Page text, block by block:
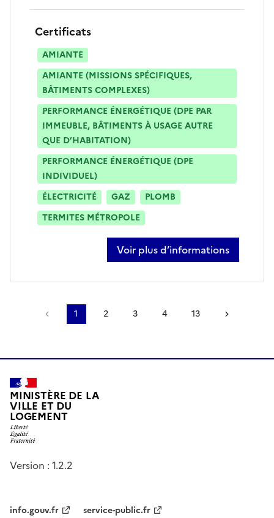
Certificats
AMIANTE
AMIANTE (MISSIONS SPÉCIFIQUES,
BÂTIMENTS COMPLEXES)
PERFORMANCE ÉNERGÉTIQUE (DPE PAR
IMMEUBLE, BÂTIMENTS À USAGE AUTRE
QUE D’HABITATION)
PERFORMANCE ÉNERGÉTIQUE (DPE
INDIVIDUEL)
ÉLECTRICITÉ
GAZ
PLOMB
TERMITES MÉTROPOLE
Voir plus d’informations
sur ombeline mercereau
Page précédente
1 2 3 4 13
MINISTÈRE DE LA
VILLE ET DU
LOGEMENT
Version : 1.2.2
info.gouv.fr service-public.fr